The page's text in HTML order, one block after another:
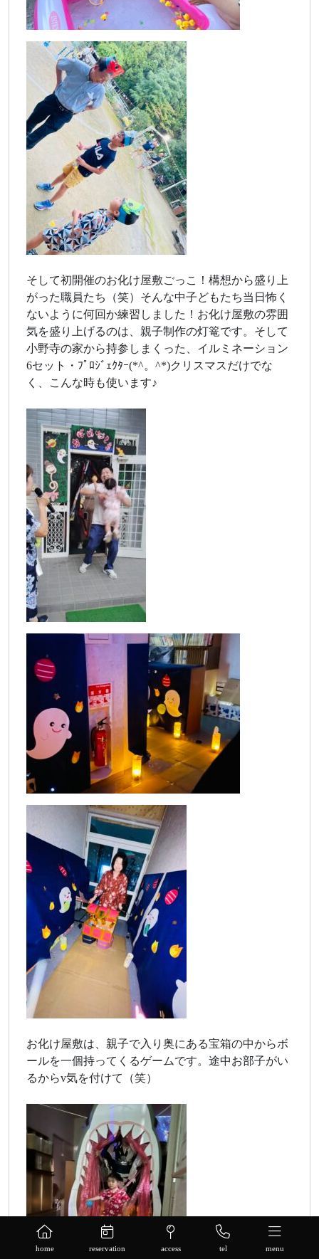
home reservation access tel menu
そして初開催のお化け屋敷ごっこ！構想から盛り上
がった職員たち（笑）そんな中子どもたち当日怖く
ないように何回か練習しました！お化け屋敷の雰囲
気を盛り上げるのは、親子制作の灯篭です。そして
小野寺の家から持参しまくった、イルミネーション
6セット・ﾌﾟﾛｼﾞｪｸﾀｰ(*^。^*)クリスマスだけでな
く、こんな時も使います♪
お化け屋敷は、親子で入り奥にある宝箱の中からボ
ールを一個持ってくるゲームです。途中お部子がい
るからv気を付けて（笑）